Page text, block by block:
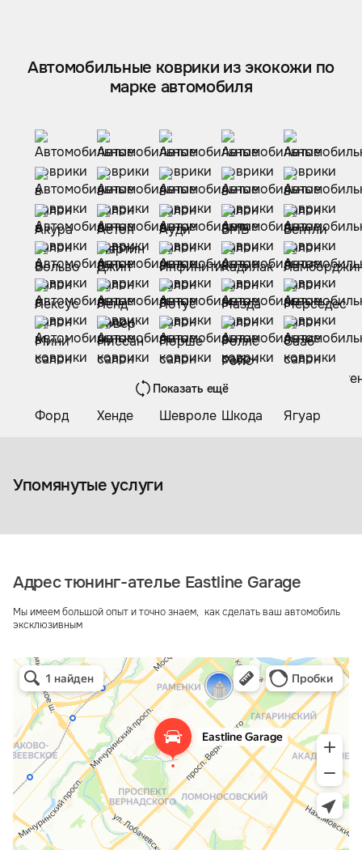
Автомобильные коврики из экокожи по
марке автомобиля
Показать ещё
Упомянутые услуги
Коврики из экокожи
Адрес тюнинг-ателье Eastline Garage
Мы имеем большой опыт и точно знаем, как сделать ваш автомобиль
эксклюзивным